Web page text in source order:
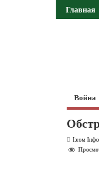
Главная
Война
Ізюм